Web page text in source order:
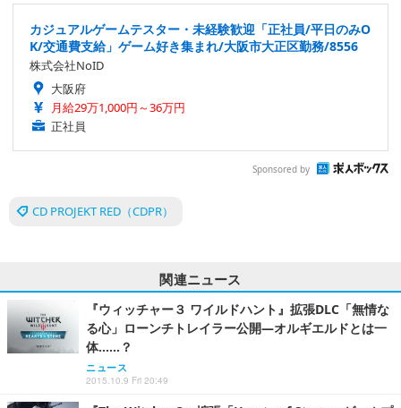
カジュアルゲームテスター・未経験歓迎「正社員/平日のみO
K/交通費支給」ゲーム好き集まれ/大阪市大正区勤務/8556
株式会社NoID
大阪府
月給29万1,000円～36万円
正社員
Sponsored by
CD PROJEKT RED（CDPR）
関連ニュース
『ウィッチャー３ ワイルドハント』拡張DLC「無情な
る心」ローンチトレイラー公開―オルギエルドとは一
体……？
ニュース
2015.10.9 Fri 20:49